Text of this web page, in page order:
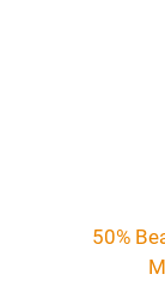
50%